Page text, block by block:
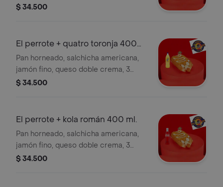
huevos de codorniz, cebolla, salsas
$ 34.500
El perrote + quatro toronja 400
ml
Pan horneado, salchicha americana,
jamón fino, queso doble crema, 3
huevos de codorniz, cebolla, salsas
$ 34.500
El perrote + kola román 400 ml.
Pan horneado, salchicha americana,
jamón fino, queso doble crema, 3
huevos de codorniz, cebolla, salsas
$ 34.500